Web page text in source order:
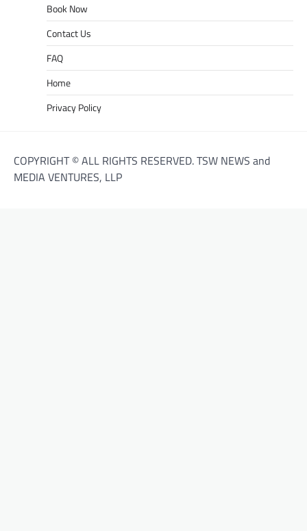
Book Now
Contact Us
FAQ
Home
Privacy Policy
COPYRIGHT © ALL RIGHTS RESERVED. TSW NEWS and
MEDIA VENTURES, LLP